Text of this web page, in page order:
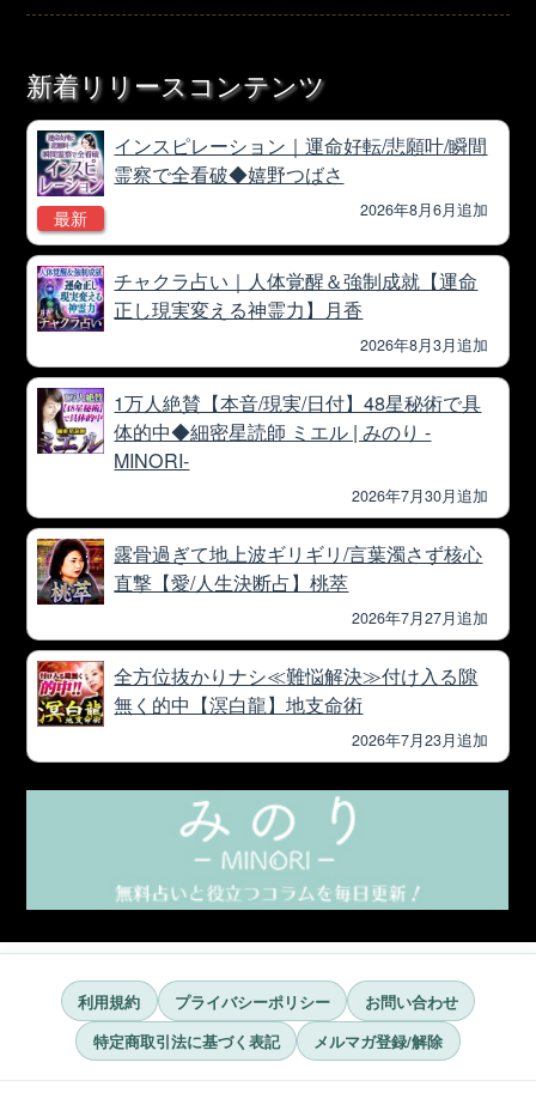
新着リリースコンテンツ
最新
インスピレーション｜運命好転/悲願叶/瞬間
霊察で全看破◆嬉野つばさ
2026年8月6月追加
チャクラ占い｜人体覚醒＆強制成就【運命
正し現実変える神霊力】月香
2026年8月3月追加
1万人絶賛【本音/現実/日付】48星秘術で具
体的中◆細密星読師 ミエル | みのり -
MINORI-
2026年7月30月追加
露骨過ぎて地上波ギリギリ/言葉濁さず核心
直撃【愛/人生決断占】桃萃
2026年7月27月追加
全方位抜かりナシ≪難悩解決≫付け入る隙
無く的中【溟白龍】地支命術
2026年7月23月追加
利用規約 プライバシーポリシー
お問い合わせ
特定商取引法に基づく表記
メルマガ登録/解除